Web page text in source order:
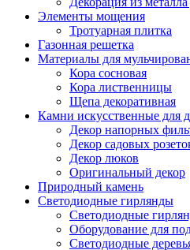
Элементы мощения
Тротуарная плитка
Газонная решетка
Материалы для
Кора сосновая
Кора лиственницы
Щепа декоративная
Камни искусственные для
Декор напорных
Декор садовых
Декор люков
Оригинальный декор
Природный камень
Светодиодные гирлянды
Светодиодные
Оборудование для
Светодиодные